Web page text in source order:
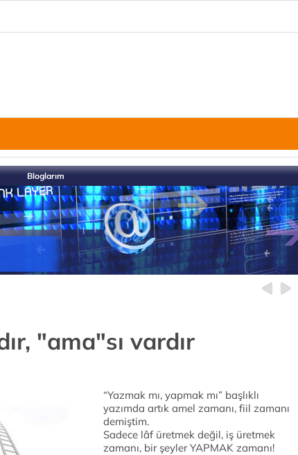
Bloglarım
"ama"sı vardır
“Yazmak mı, yapmak mı” başlıklı
yazımda artık amel zamanı, fiil zamanı
demiştim.
Sadece lâf üretmek değil, iş üretmek
zamanı, bir şeyler YAPMAK zamanı!